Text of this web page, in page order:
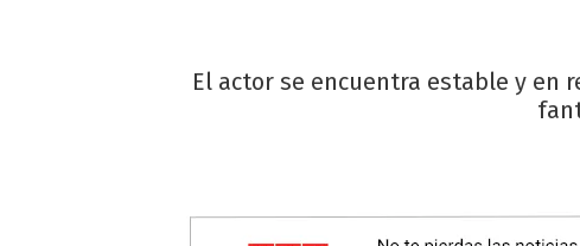
El actor se encuentra estable y en